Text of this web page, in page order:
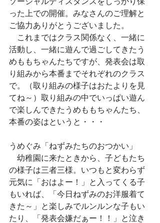
った上での開催。みなさんのご理解と
ご協力ありがとうございました。
これまではクラス関係なく、一緒に
活動し、一緒に遊んで過ごしてきたう
めももちゃんたちですが、発表会は取
り組みから本番までそれぞれのクラス
で。（取り組みの様子はおたよりを見
てね～）取り組みの中でいっぱい遊ん
で楽しんできたうめももちゃんたち、
本番の姿はというと・・・
うめぐみ「ねずみたちのおつかい」
幼稚園に来たときから、子どもたち
の様子は三者三様。いつもと変わらず
元気に「おはよー！」と入ってくる子
もいれば、「今日ねずみのお洋服着て
きた～」と楽しみでルンルンな子もい
たり、「発表会嫌だぁー！！」と泣き